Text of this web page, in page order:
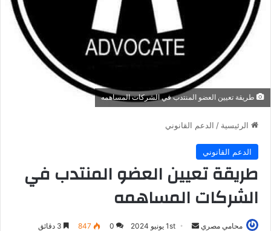
طريقة تعيين العضو المنتدب في الشركات المساهمه
الرئيسية / الدعم القانوني
الدعم القانوني
طريقة تعيين العضو المنتدب في
الشركات المساهمه
محامي مصري
أرسل 1st يونيو 2024 0
847